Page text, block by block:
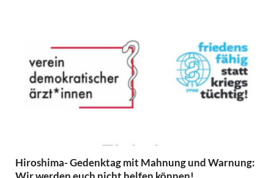
Hiroshima- Gedenktag mit Mahnung und Warnung: